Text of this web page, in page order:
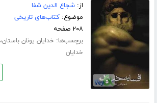
از:شجاع الدین شفا
موضوع:کتاب‌های تاریخی
۲۰۸ صفحه
برچسب‌ها: خدایان یونان باستان،
خدایان